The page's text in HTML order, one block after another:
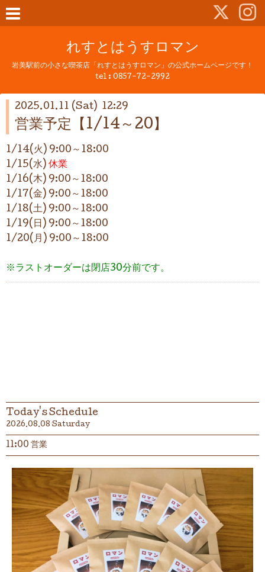
れすとはうすロマン
岩美駅前の小さな喫茶店「れすとはうすロマン」の公式ホームページです！
tel : 0857-72-2992
2025.01.11 (Sat) 12:29
営業予定【1/14～20】
1/14(火) 9:00～18:00
1/15(水) 休業
1/16(木) 9:00～18:00
1/17(金) 9:00～18:00
1/18(土) 9:00～18:00
1/19(日) 9:00～18:00
1/20(月) 9:00～18:00
※ラストオーダーは閉店30分前です。
Today's Schedule
2026.08.08 Saturday
11:00 営業